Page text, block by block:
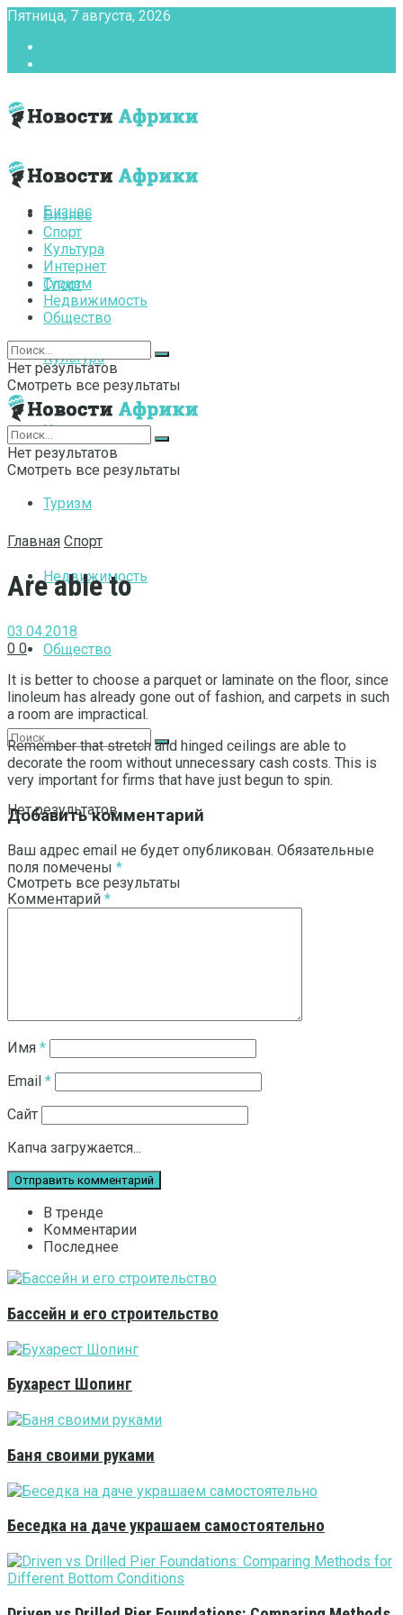
Пятница, 7 августа, 2026
Бизнес
Спорт
Культура
Интернет
Туризм
Недвижимость
Общество
Нет результатов
Смотреть все результаты
Бизнес
Спорт
Культура
Интернет
Туризм
Недвижимость
Общество
Нет результатов
Смотреть все результаты
Нет результатов
Смотреть все результаты
Главная Спорт
Are able to
03.04.2018
0 0
It is better to choose a parquet or laminate on the floor, since
linoleum has already gone out of fashion, and carpets in such
a room are impractical.
Remember that stretch and hinged ceilings are able to
decorate the room without unnecessary cash costs. This is
very important for firms that have just begun to spin.
Добавить комментарий
Ваш адрес email не будет опубликован. Обязательные
поля помечены *
Комментарий *
Имя *
Email *
Сайт
Капча загружается...
В тренде
Комментарии
Последнее
Бассейн и его строительство
Бухарест Шопинг
Баня своими руками
Беседка на даче украшаем самостоятельно